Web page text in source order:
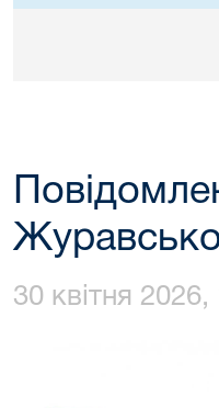
30 квітня 2026,